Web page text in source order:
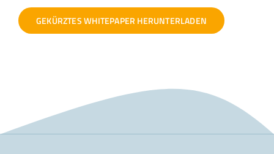
GEKÜRZTES WHITEPAPER HERUNTERLADEN